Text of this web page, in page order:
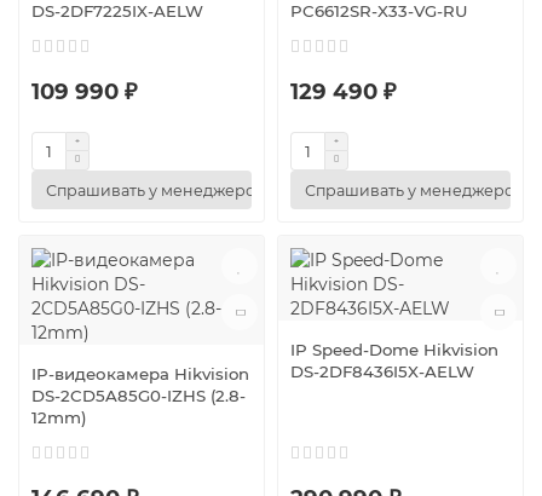
DS-2DF7225IX-AELW
109 990 ₽
Спрашивать у менеджеров
PC6612SR-X33-VG-RU
129 490 ₽
Спрашивать у менеджеров
IP-видеокамера Hikvision
DS-2CD5A85G0-IZHS (2.8-
12mm)
IP Speed-Dome Hikvision
DS-2DF8436I5X-AELW